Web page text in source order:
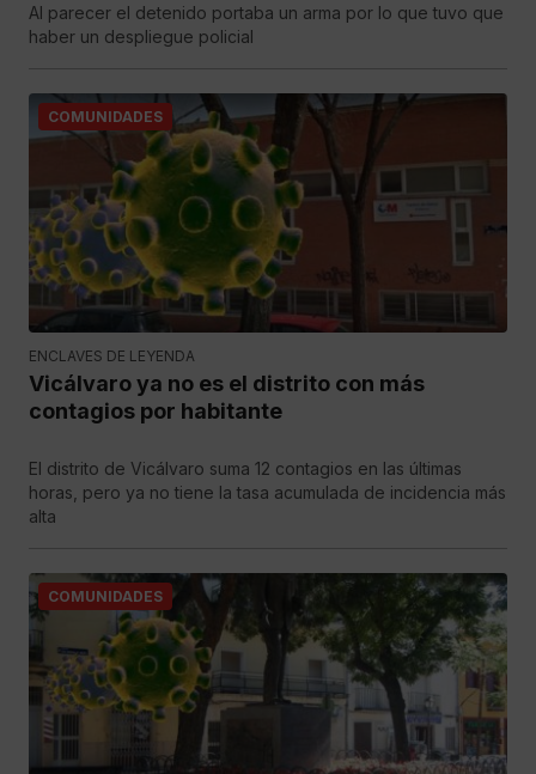
Al parecer el detenido portaba un arma por lo que tuvo que
haber un despliegue policial
COMUNIDADES
ENCLAVES DE LEYENDA
Vicálvaro ya no es el distrito con más
contagios por habitante
El distrito de Vicálvaro suma 12 contagios en las últimas
horas, pero ya no tiene la tasa acumulada de incidencia más
alta
COMUNIDADES